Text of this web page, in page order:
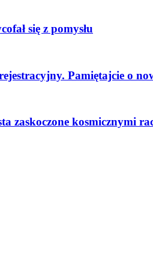
się z pomysłu
Pamiętajcie o
zaskoczone kosmicznymi